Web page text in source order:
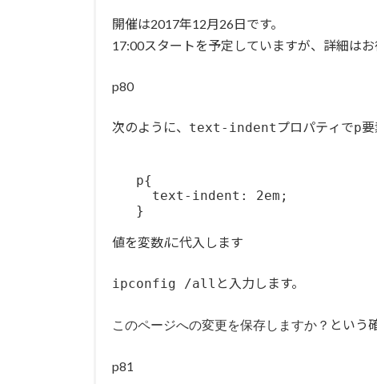
開催は2017年12月26日です。
17:00スタートを予定していますが、詳細はお
p80
次のように、 text-indent プロパティでp
   p{
     text-indent: 2em;
値を変数iに代入します
ipconfig /all と入力します。
このページへの変更を保存しますか？ という
p81